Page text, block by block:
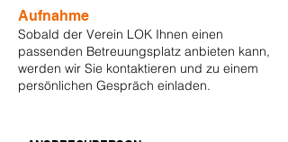
Aufnahme
Sobald der Verein LOK Ihnen einen
passenden Betreuungsplatz anbieten kann,
werden wir Sie kontaktieren und zu einem
persönlichen Gespräch einladen.